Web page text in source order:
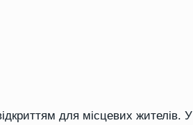
для місцевих жителів. У